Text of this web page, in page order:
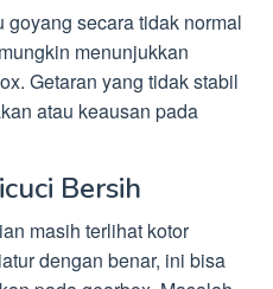
secara tidak normal
menunjukkan
Getaran yang tidak stabil
atau keausan pada
Bersih
masih terlihat kotor
dengan benar, ini bisa